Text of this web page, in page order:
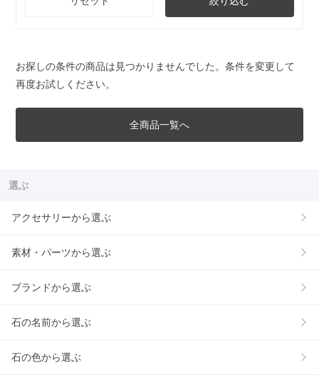
お探しの条件の商品は見つかりませんでした。条件を変更して
再度お試しください。
全商品一覧へ
選ぶ
アクセサリーから選ぶ
素材・パーツから選ぶ
ブランドから選ぶ
石の名前から選ぶ
石の色から選ぶ